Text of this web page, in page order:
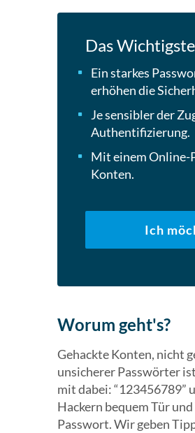
Das
Ein starkes
erhöhen die
Je sensibler der
Authentifizierung.
Mit einem Online-
Konten.
Ich
Worum geht's?
Gehackte Konten, nicht
unsicherer Passwörter
mit dabei: “123456789”
Hackern bequem Tür
Passwort. Wir geben